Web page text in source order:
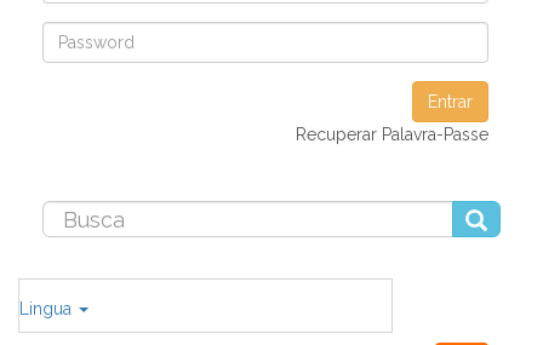
Entrar
Recuperar Palavra-Passe
Lingua